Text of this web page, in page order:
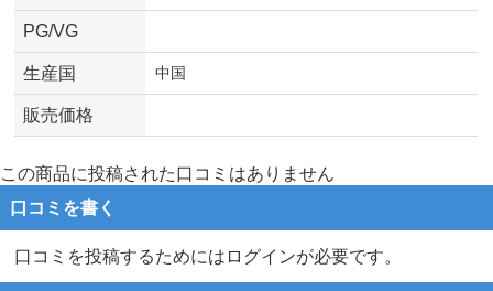
PG/VG
生産国 中国
販売価格
この商品に投稿された口コミはありません
口コミを書く
口コミを投稿するためにはログインが必要です。